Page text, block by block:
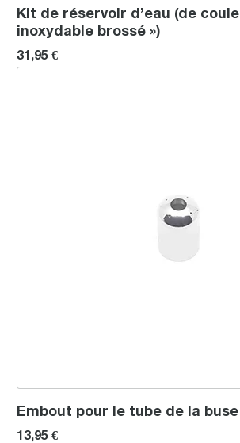
Kit de réservoir d’eau (de
inoxydable brossé »)
31,95 €
Embout pour le tube de la buse vapeur
Embout pour le tube de la
13,95 €